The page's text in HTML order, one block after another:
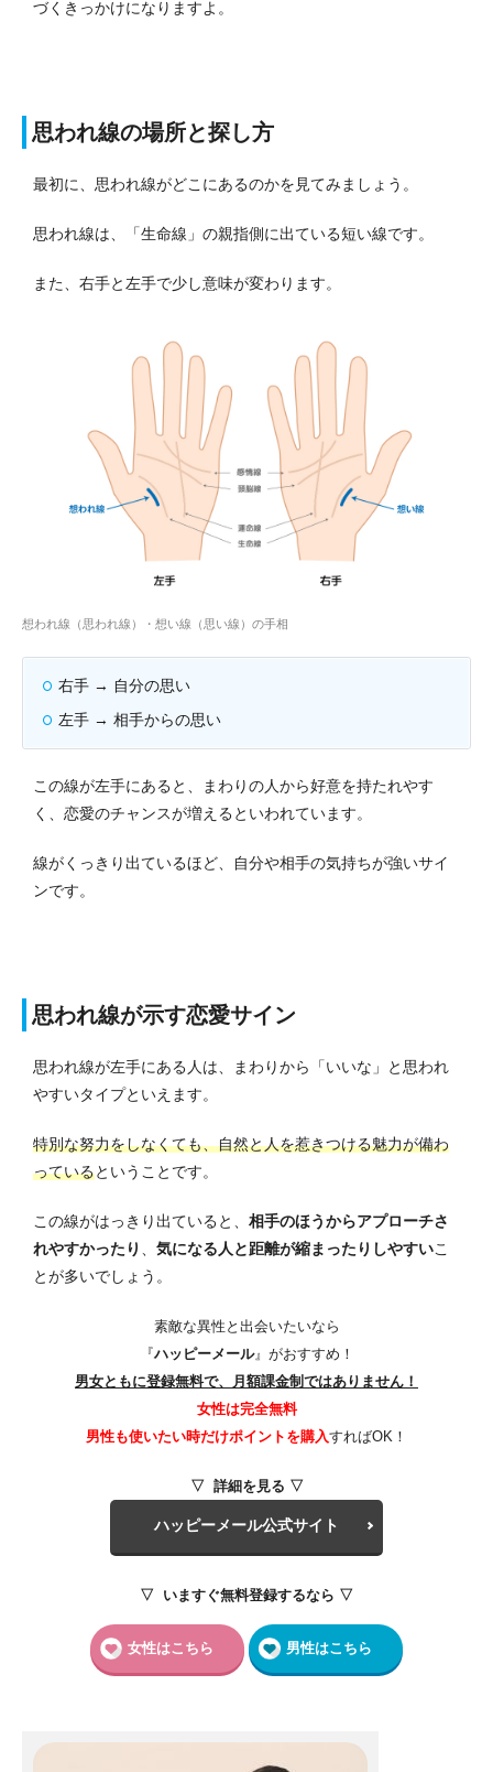
づくきっかけになりますよ。
思われ線の場所と探し方
最初に、思われ線がどこにあるのかを見てみましょう。
思われ線は、「生命線」の親指側に出ている短い線です。
また、右手と左手で少し意味が変わります。
想われ線（思われ線）・想い線（思い線）の手相
右手 → 自分の思い
左手 → 相手からの思い
この線が左手にあると、まわりの人から好意を持たれやす
く、恋愛のチャンスが増えるといわれています。
線がくっきり出ているほど、自分や相手の気持ちが強いサイ
ンです。
思われ線が示す恋愛サイン
思われ線が左手にある人は、まわりから「いいな」と思われ
やすいタイプといえます。
特別な努力をしなくても、自然と人を惹きつける魅力が備わ
っているということです。
この線がはっきり出ていると、 相手のほうからアプローチさ
れやすかったり
気になる人と距離が縮まったりしやすいこ
とが多いでしょう。
素敵な異性と出会いたいなら
『ハッピーメール』がおすすめ！
男女ともに登録無料で、月額課金制ではありません！
女性は完全無料
男性も使いたい時だけポイントを購入すればOK！
▽ 詳細を見る ▽
ハッピーメール公式サイト
▽ いますぐ無料登録するなら ▽
女性はこちら 男性はこちら